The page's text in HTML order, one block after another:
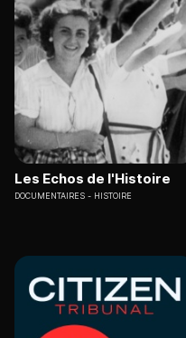
Les Echos de l'Histoire
DOCUMENTAIRES HISTOIRE